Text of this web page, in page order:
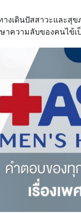
เดินปัสสาวะและสุข
าความลับของคนไ